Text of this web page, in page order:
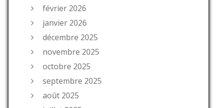
février 2026
janvier 2026
décembre 2025
novembre 2025
octobre 2025
septembre 2025
août 2025